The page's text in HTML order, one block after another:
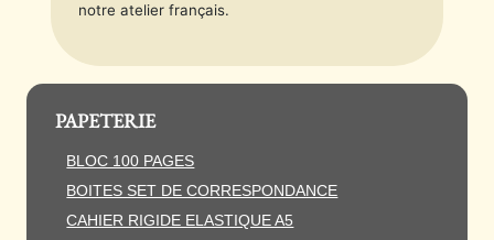
notre atelier français.
PAPETERIE
BLOC 100 PAGES
BOITES SET DE CORRESPONDANCE
CAHIER RIGIDE ELASTIQUE A5